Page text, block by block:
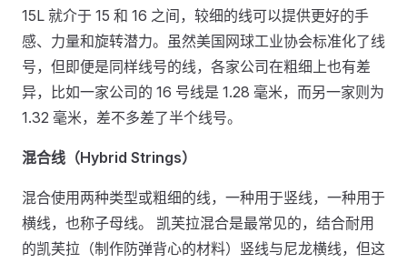
15L 就介于 15 和 16 之间，较细的线可以提供更好的手
感、力量和旋转潜力。虽然美国网球工业协会标准化了线
号，但即便是同样线号的线，各家公司在粗细上也有差
异，比如一家公司的 16 号线是 1.28 毫米，而另一家则为
1.32 毫米，差不多差了半个线号。
混合线（Hybrid Strings）
混合使用两种类型或粗细的线，一种用于竖线，一种用于
横线，也称子母线。 凯芙拉混合是最常见的，结合耐用
的凯芙拉（制作防弹背心的材料）竖线与尼龙横线，但这